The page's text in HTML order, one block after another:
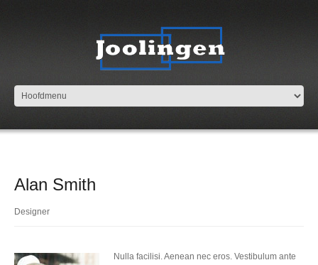
Alan Smith
Designer
Nulla facilisi. Aenean nec eros. Vestibulum ante